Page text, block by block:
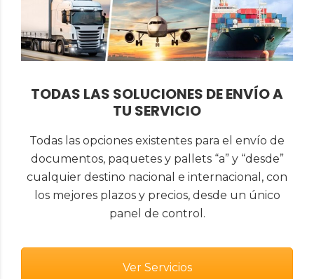
TODAS LAS SOLUCIONES DE ENVÍO A
TU SERVICIO
Todas las opciones existentes para el envío de
documentos, paquetes y pallets “a” y “desde”
cualquier destino nacional e internacional, con
los mejores plazos y precios, desde un único
panel de control.
Ver Servicios